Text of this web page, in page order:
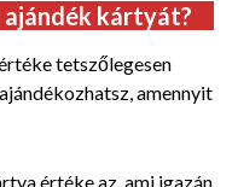
kártyát?
tetszőlegesen
amennyit
értéke az, ami igazán